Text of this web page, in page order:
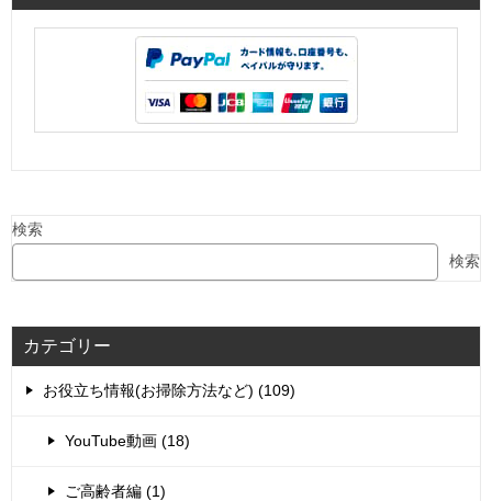
検索
検索
カテゴリー
お役立ち情報(お掃除方法など) (109)
YouTube動画 (18)
ご高齢者編 (1)